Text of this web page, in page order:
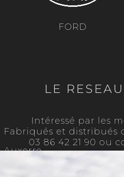
FORD
03 86 42 21 90 ou
Fabriqués et distribués
Auxerre
Intéressé par les
LE RESEAU